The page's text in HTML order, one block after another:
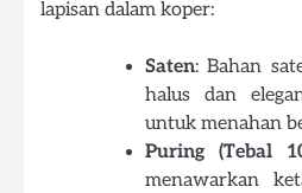
lapisan dalam koper:
Saten: Bahan
halus dan
untuk menahan
Puring (Tebal
menawarkan